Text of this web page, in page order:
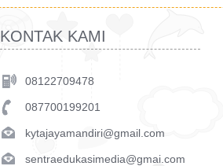
KONTAK KAMI
08122709478
087700199201
kytajayamandiri@gmail.com
sentraedukasimedia@gmai.com